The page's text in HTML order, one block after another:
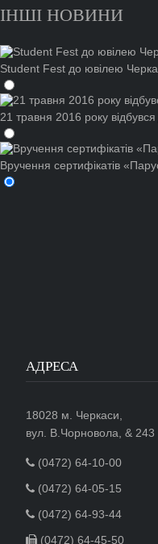
ІНШІ НОВИНИ
Student Fest до ювілею
21 травня 2016 року
Вручення сертифікатів
АДРЕСА
18028 м. Черкаси,
вул. В.Чорновола, & 243
(0472) 64-10-00
(0472) 64-05-15
(0472) 64-93-44
(0472) 64-45-50